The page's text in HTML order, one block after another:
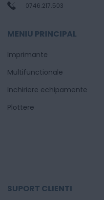
0746.217.503
MENIU PRINCIPAL
Imprimante
Multifunctionale
Inchiriere echipamente
Plottere
SUPORT CLIENTI